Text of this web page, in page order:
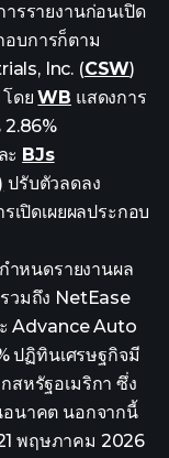
รรายงานก่อนเปิด
บการก็ตาม
Inc. (CSW)
โดยWB แสดงการ
2.86%
ะ BJs
ปรับตัวลดลง
เปิดเผยผลประกอบ
หนดรายงานผล
วมถึง NetEase
Advance Auto
ปฏิทินเศรษฐกิจมี
สหรัฐอเมริกา ซึ่ง
อนาคต นอกจากนี้
พฤษภาคม 2026